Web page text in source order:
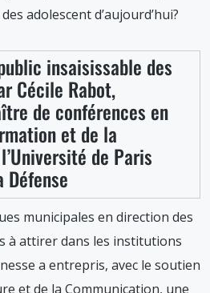
adolescent d’aujourd’hui?
insaisissable des
Cécile Rabot,
de conférences en
et de la
de Paris
Défense
municipales en direction des
à attirer dans les institutions
a entrepris, avec le soutien
et de la Communication, une